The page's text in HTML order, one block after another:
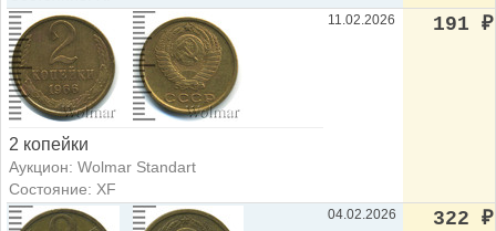
2 копейки
Аукцион: Wolmar Standart
Состояние: XF
11.02.2026 191 ₽
04.02.2026 322 ₽